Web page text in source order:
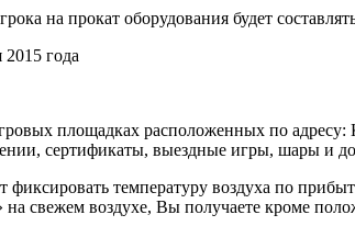
на прокат оборудования будет
года
площадках расположенных по
сертификаты, выездные игры, шары и
фиксировать температуру воздуха по
свежем воздухе, Вы получаете кроме